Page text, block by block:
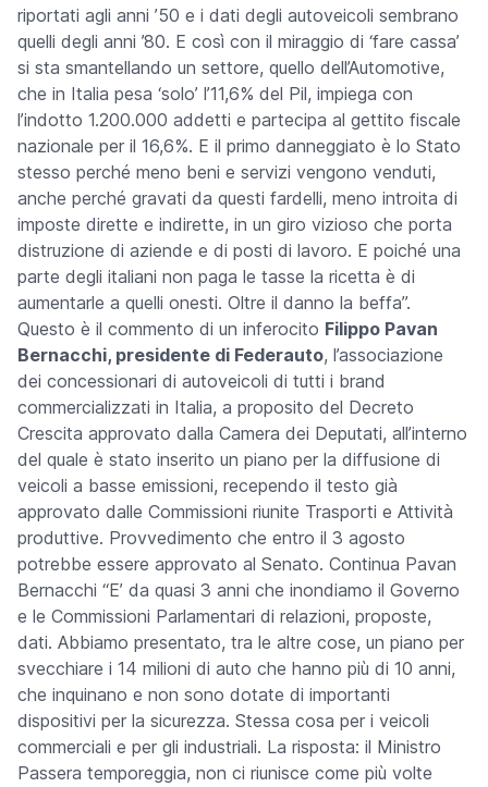
riportati agli anni ’50 e i dati degli autoveicoli sembrano
quelli degli anni ’80. E così con il miraggio di ‘fare cassa’
si sta smantellando un settore, quello dell’Automotive,
che in Italia pesa ‘solo’ l’11,6% del Pil, impiega con
l’indotto 1.200.000 addetti e partecipa al gettito fiscale
nazionale per il 16,6%. E il primo danneggiato è lo Stato
stesso perché meno beni e servizi vengono venduti,
anche perché gravati da questi fardelli, meno introita di
imposte dirette e indirette, in un giro vizioso che porta
distruzione di aziende e di posti di lavoro. E poiché una
parte degli italiani non paga le tasse la ricetta è di
aumentarle a quelli onesti. Oltre il danno la beffa”.
Questo è il commento di un inferocito Filippo Pavan
Bernacchi, presidente di Federauto, l’associazione
dei concessionari di autoveicoli di tutti i brand
commercializzati in Italia, a proposito del Decreto
Crescita approvato dalla Camera dei Deputati, all’interno
del quale è stato inserito un piano per la diffusione di
veicoli a basse emissioni, recependo il testo già
approvato dalle Commissioni riunite Trasporti e Attività
produttive. Provvedimento che entro il 3 agosto
potrebbe essere approvato al Senato. Continua Pavan
Bernacchi “E’ da quasi 3 anni che inondiamo il Governo
e le Commissioni Parlamentari di relazioni, proposte,
dati. Abbiamo presentato, tra le altre cose, un piano per
svecchiare i 14 milioni di auto che hanno più di 10 anni,
che inquinano e non sono dotate di importanti
dispositivi per la sicurezza. Stessa cosa per i veicoli
commerciali e per gli industriali. La risposta: il Ministro
Passera temporeggia, non ci riunisce come più volte